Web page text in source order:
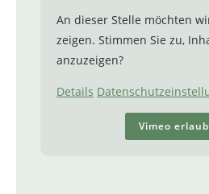
An dieser Stelle möchten
zeigen. Stimmen Sie zu,
anzuzeigen?
Details
Vimeo